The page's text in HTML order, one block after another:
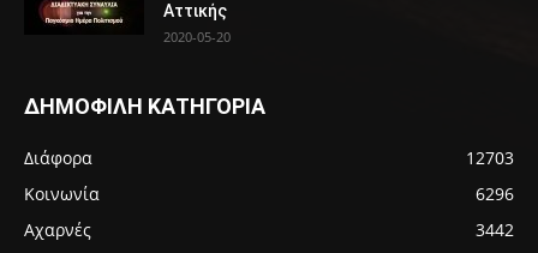
Αττικής
2020-05-20
ΔΗΜΟΦΙΛΗ ΚΑΤΗΓΟΡΙΑ
Διάφορα
12703
Κοινωνία
6296
Αχαρνές
3442